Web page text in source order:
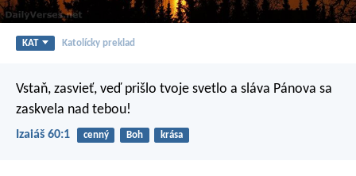
KAT Katolícky preklad
Vstaň, zasvieť, veď prišlo tvoje svetlo a sláva Pánova sa
zaskvela nad tebou!
Izaiáš 60:1 cenný Boh krása